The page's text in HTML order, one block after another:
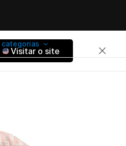
categorias
Visitar o site